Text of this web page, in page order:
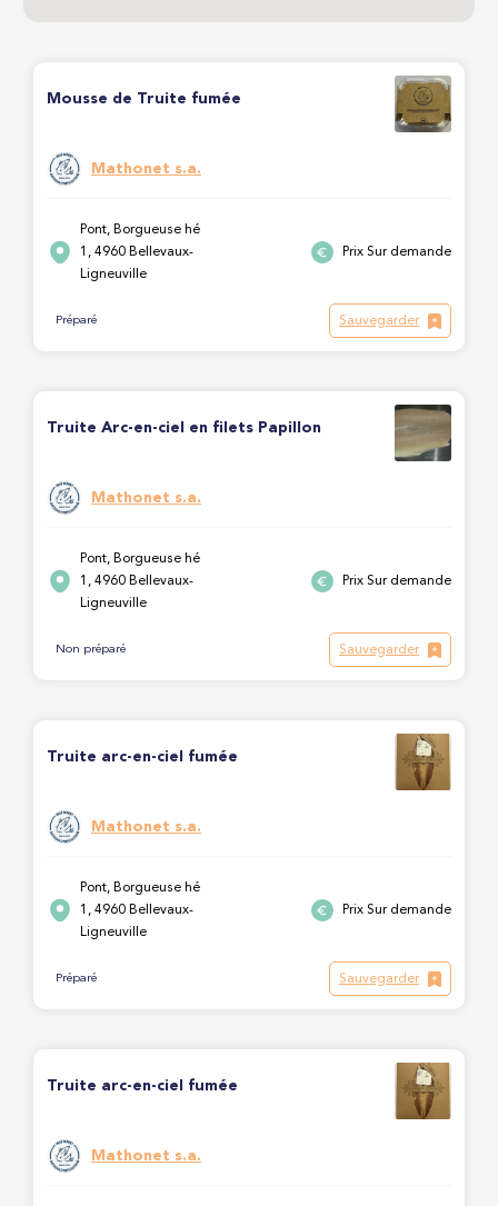
Mousse de Truite fumée
Mathonet s.a.
Pont, Borgueuse hé
1, 4960 Bellevaux-
Ligneuville
Prix Sur demande
Préparé Sauvegarder
Truite Arc-en-ciel en filets Papillon
Mathonet s.a.
Pont, Borgueuse hé
1, 4960 Bellevaux-
Ligneuville
Prix Sur demande
Non préparé Sauvegarder
Truite arc-en-ciel fumée
Mathonet s.a.
Pont, Borgueuse hé
1, 4960 Bellevaux-
Ligneuville
Prix Sur demande
Préparé Sauvegarder
Truite arc-en-ciel fumée
Mathonet s.a.